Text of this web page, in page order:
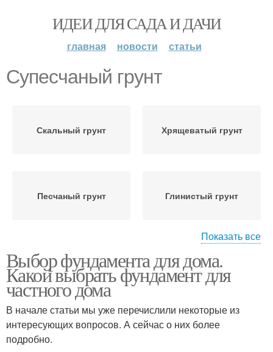
ИДЕИ ДЛЯ САДА И ДАЧИ
главная новости статьи
Супесчаный грунт
Скальный грунт Хрящеватый грунт
Песчаный грунт Глинистый грунт
Торфяной грунт
Показать все
Выбор фундамента для дома.
Какой выбрать фундамент для
частного дома
В начале статьи мы уже перечислили некоторые из
интересующих вопросов. А сейчас о них более
подробно.